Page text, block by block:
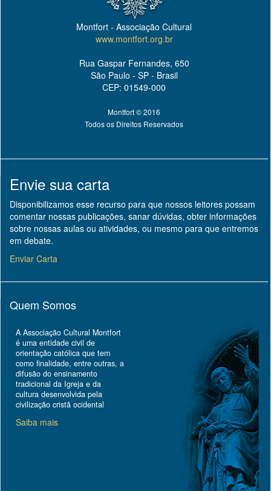
Montfort - Associação Cultural
www.montfort.org.br
Rua Gaspar Fernandes, 650
São Paulo - SP - Brasil
CEP: 01549-000
Montfort © 2016
Todos os Direitos Reservados
Envie sua carta
Disponibilizamos esse recurso para que nossos leitores possam
comentar nossas publicações, sanar dúvidas, obter informações
sobre nossas aulas ou atividades, ou mesmo para que entremos
em debate.
Enviar Carta
Quem Somos
A Associação Cultural Montfort
é uma entidade civil de
orientação católica que tem
como finalidade, entre outras, a
difusão do ensinamento
tradicional da Igreja e da
cultura desenvolvida pela
civilização cristã ocidental
Saiba mais